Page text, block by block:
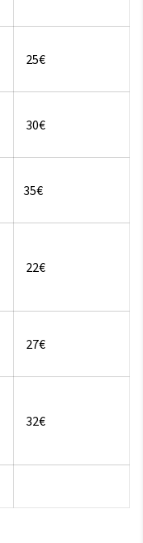
25€
30€
35€
22€
27€
32€